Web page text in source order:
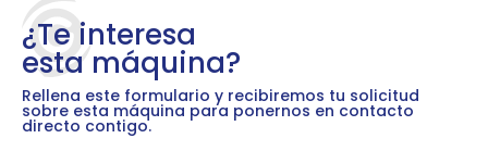
¿Te interesa
esta máquina?
Rellena este formulario y recibiremos tu solicitud
sobre esta máquina para ponernos en contacto
directo contigo.